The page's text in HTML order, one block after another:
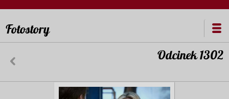
Fotostory
Odcinek 1302